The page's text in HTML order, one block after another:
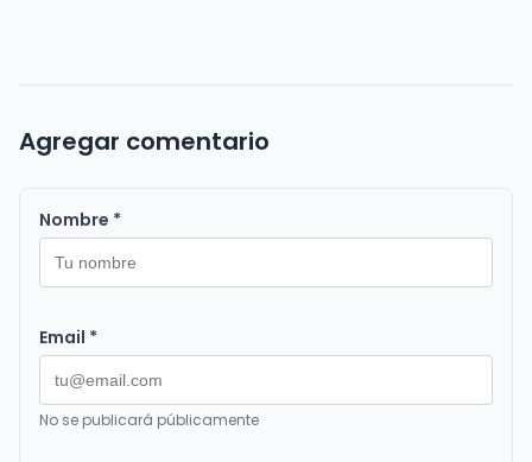
Agregar comentario
Nombre *
Email *
No se publicará públicamente